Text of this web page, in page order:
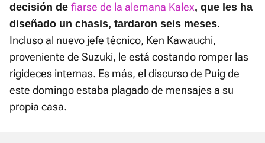
decisión de fiarse de la alemana Kalex, que les ha
diseñado un chasis, tardaron seis meses.
Incluso al nuevo jefe técnico, Ken Kawauchi,
proveniente de Suzuki, le está costando romper las
rigideces internas. Es más, el discurso de Puig de
este domingo estaba plagado de mensajes a su
propia casa.